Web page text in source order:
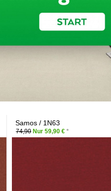
Samos / 1N63
74,90 Nur 59,90 € *